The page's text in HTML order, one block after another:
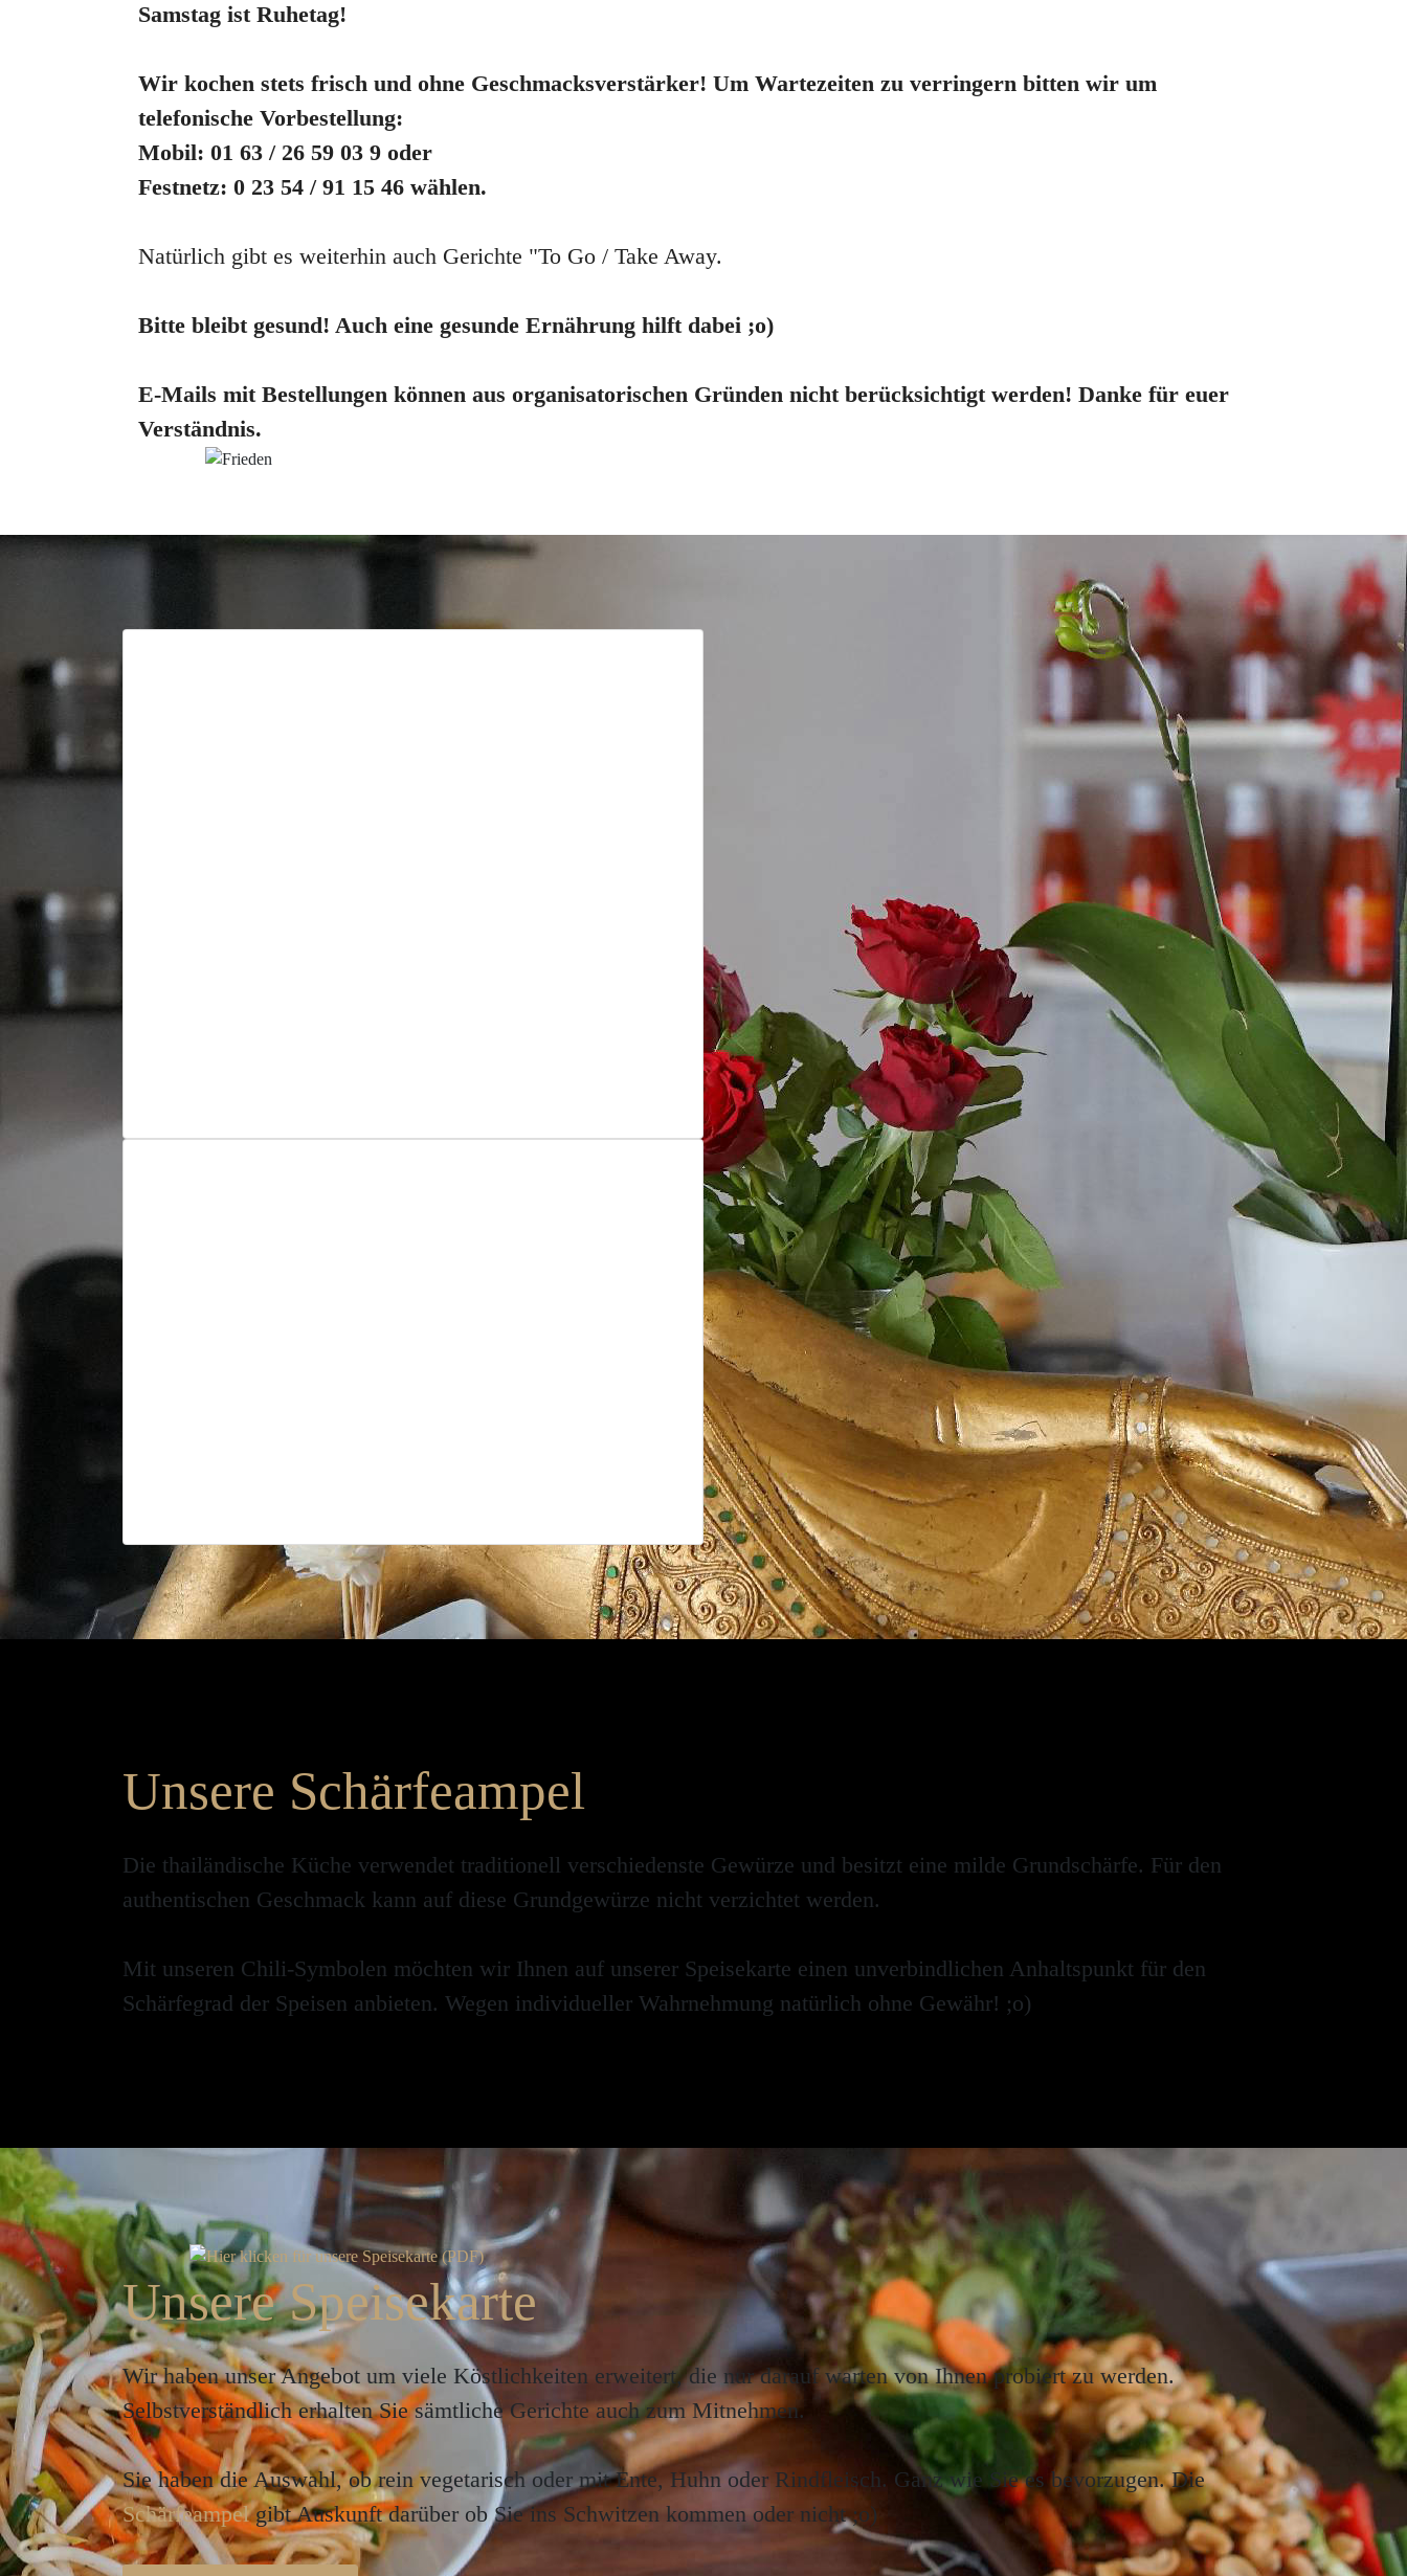
Samstag ist Ruhetag!
Wir kochen stets frisch und ohne Geschmacksverstärker! Um Wartezeiten zu verringern bitten wir um
telefonische Vorbestellung:
Mobil: 01 63 / 26 59 03 9 oder
Festnetz: 0 23 54 / 91 15 46 wählen.
Natürlich gibt es weiterhin auch Gerichte "To Go / Take Away.
Bitte bleibt gesund! Auch eine gesunde Ernährung hilft dabei ;o)
E-Mails mit Bestellungen können aus organisatorischen Gründen nicht berücksichtigt werden! Danke für euer
Verständnis.
Unsere Schärfeampel
Die thailändische Küche verwendet traditionell verschiedenste Gewürze und besitzt eine milde Grundschärfe. Für den
authentischen Geschmack kann auf diese Grundgewürze nicht verzichtet werden.
Mit unseren Chili-Symbolen möchten wir Ihnen auf unserer Speisekarte einen unverbindlichen Anhaltspunkt für den
Schärfegrad der Speisen anbieten. Wegen individueller Wahrnehmung natürlich ohne Gewähr! ;o)
Unsere Speisekarte
Wir haben unser Angebot um viele Köstlichkeiten erweitert, die nur darauf warten von Ihnen probiert zu werden.
Selbstverständlich erhalten Sie sämtliche Gerichte auch zum Mitnehmen.
Sie haben die Auswahl, ob rein vegetarisch oder mit Ente, Huhn oder Rindfleisch. Ganz wie Sie es bevorzugen. Die
Schärfeampelgibt Auskunft darüber ob Sie ins Schwitzen kommen oder nicht ;o)